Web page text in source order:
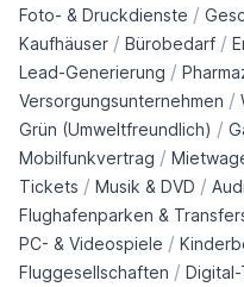
Foto- & Druckdienste /
Kaufhäuser / Bürobedarf /
Lead-Generierung /
Versorgungsunternehmen /
Grün (Umweltfreundlich) /
Mobilfunkvertrag /
Tickets / Musik & DVD /
Flughafenparken &
PC- & Videospiele /
Fluggesellschaften /